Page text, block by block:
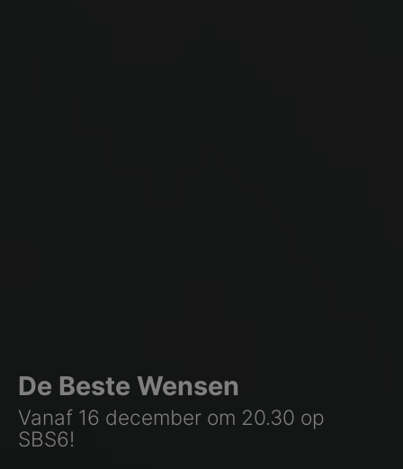
De Beste Wensen
Vanaf 16 december om 20.30 op
SBS6!